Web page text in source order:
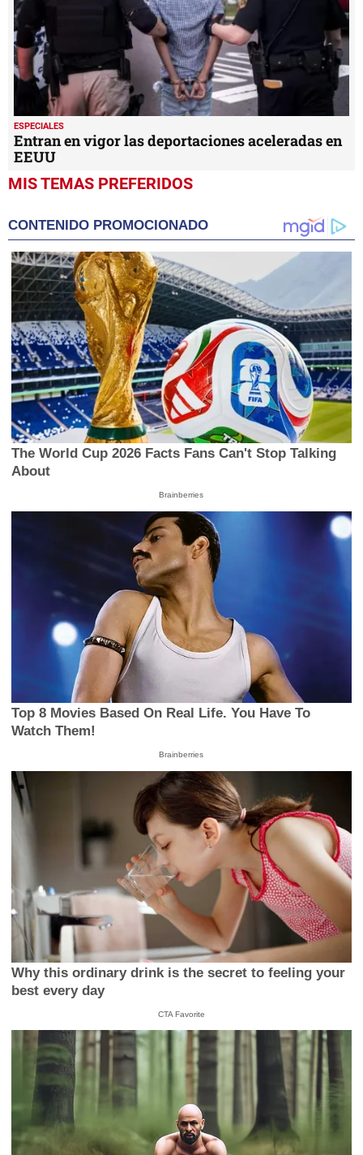
ESPECIALES
Entran en vigor las deportaciones aceleradas en
EEUU
MIS TEMAS PREFERIDOS
CONTENIDO PROMOCIONADO
The World Cup 2026 Facts Fans Can't Stop Talking
About
Brainberries
Top 8 Movies Based On Real Life. You Have To
Watch Them!
Brainberries
Why this ordinary drink is the secret to feeling your
best every day
CTA Favorite